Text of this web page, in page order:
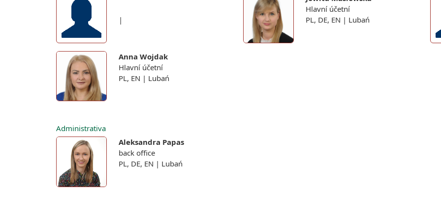
|
Hlavní účetní
PL, DE, EN | Lubań
Anna Wojdak
Hlavní účetní
PL, EN | Lubań
Administrativa
Aleksandra Papas
back office
PL, DE, EN | Lubań